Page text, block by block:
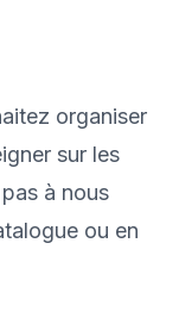
organiser
sur les
à nous
ou en